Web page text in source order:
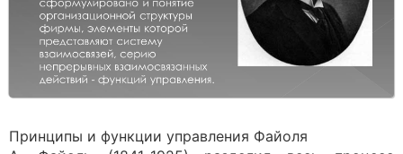
Принципы и функции управления Файоля